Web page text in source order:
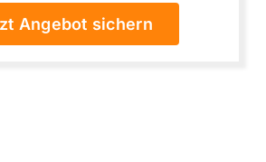
Angebot sichern